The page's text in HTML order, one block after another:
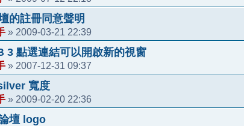
的註冊同意聲明
» 2009-03-21 22:39
3 點選連結可以開啟新的視窗
» 2007-12-31 09:37
寬度
» 2009-02-20 22:36
壇 logo